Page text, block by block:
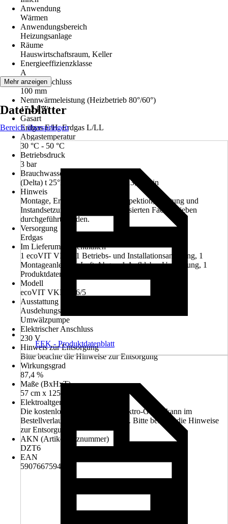
Anwendung
Wärmen
Anwendungsbereich
Heizungsanlage
Räume
Hauswirtschaftsraum, Keller
Energieeffizienzklasse
A
Abgasanschluss
100 mm
Nennwärmeleistung (Heizbetrieb 80°/60°)
17,2 kW
Gasart
Erdgas E/H, Erdgas L/LL
Abgastemperatur
30 °C - 50 °C
Betriebsdruck
3 bar
Brauchwasserdurchsatz
(Delta) t 25°K (von 10° auf 35°) 13,1 l/min
Hinweis
Montage, Erstinbetriebnahme, Inspektion, Wartung und
Instandsetzung müssen von autorisierten Fachbetrieben
durchgeführt werden.
Versorgung
Erdgas
Im Lieferumfang enthalten
1 ecoVIT VKK, 1 Betriebs- und Installationsanleitung, 1
Montageanleitung Luft-Abgas, 1 Aufkleber Umstellung, 1
Produktdatenblatt, Energieeffizienzlabel
Modell
ecoVIT VKK 186/5
Ausstattung
Ausdehungsgefäß, Manometer, Sicherheitsventil,
Umwälzpumpe
Elektrischer Anschluss
230 V
Hinweis zur Entsorgung
Bitte beachte die Hinweise zur Entsorgung
Wirkungsgrad
87,4 %
Maße (BxHxT)
57 cm x 125 cm x 69 cm
Elektroaltgerät-Rücknahme
Die kostenlose Rückgabe des Elektro-Geräts kann im
Bestellverlauf ausgewählt werden. Bitte beachte die Hinweise
zur Entsorgung.
AKN (Artikelkurznummer)
DZT6
EAN
5907667594314
Mehr anzeigen
Datenblätter
Bereich überspringen
EEK - Produktdatenblatt